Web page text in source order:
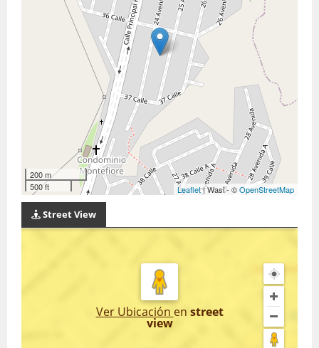
200 m
500 ft
Leaflet| Wasi - ©OpenStreetMap
Street View
Ver Ubicación en street
view